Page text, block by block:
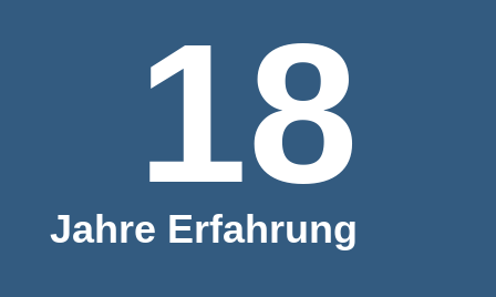
18
Jahre Erfahrung